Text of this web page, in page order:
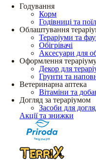
Годування
Корм
Годівниці та
Облаштування
Тераріуми та
Обігрівачі
Аксесуари для
Оформлення
Декор для
Грунти та
Ветеринарна аптека
Вітаміни та
Догляд за тераріумом
Засоби для
Акції та знижки